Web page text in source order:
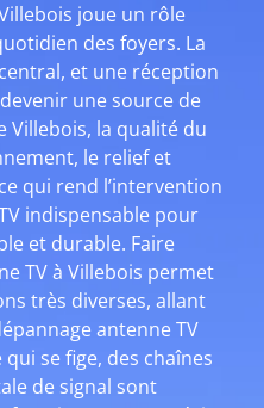
joue un rôle
des foyers. La
et une réception
une source de
Villebois, la qualité du
le relief et
qui rend l’intervention
indispensable pour
et durable. Faire
TV à Villebois permet
très diverses, allant
antenne TV
se fige, des chaînes
de signal sont